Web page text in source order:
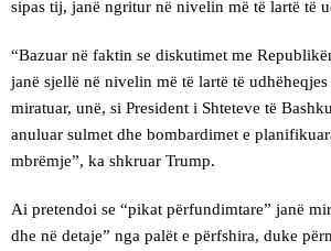
sipas tij, janë ngritur në nivelin më të lartë të
“Bazuar në faktin se diskutimet me
janë sjellë në nivelin më të lartë të
miratuar, unë, si President i Shteteve të
anuluar sulmet dhe bombardimet e
mbrëmje”, ka shkruar Trump.
Ai pretendoi se “pikat përfundimtare” janë
dhe në detaje” nga palët e përfshira, duke